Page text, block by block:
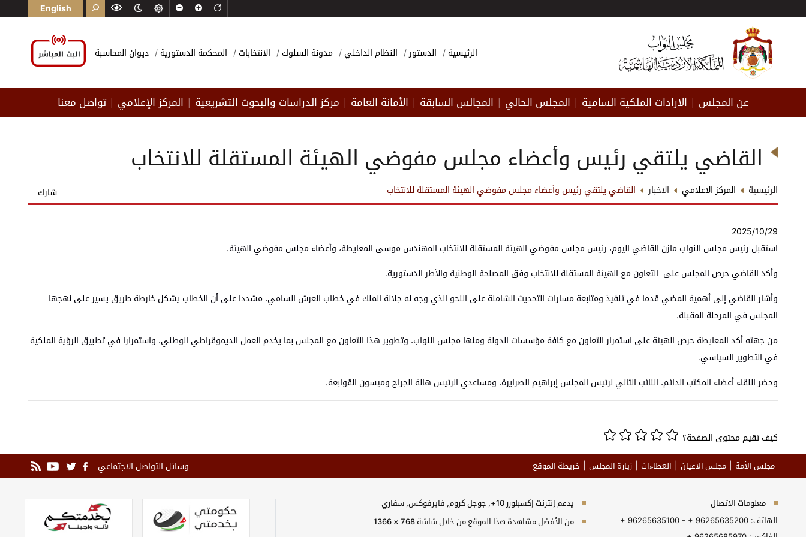
English
الرئيسية الدستور النظام الداخلي مدونة السلوك الانتخابات المحكمة الدستورية ديوان المحاسبة
عن المجلس الارادات الملكية السامية المجلس الحالي المجالس السابقة الأمانة العامة مركز الدراسات والبحوث التشريعية المركز الإعلامي تواصل معنا
القاضي يلتقي رئيس وأعضاء مجلس مفوضي الهيئة المستقلة للانتخاب
الرئيسية المركز الاعلامي الاخبار القاضي يلتقي رئيس وأعضاء مجلس مفوضي الهيئة المستقلة للانتخاب شارك
2025/10/29
استقبل رئيس مجلس النواب مازن القاضي اليوم، رئيس مجلس مفوضي الهيئة المستقلة للانتخاب المهندس موسى المعايطة، وأعضاء مجلس مفوضي الهيئة.
وأكد القاضي حرص المجلس على التعاون مع الهيئة المستقلة للانتخاب وفق المصلحة الوطنية والأطر الدستورية.
وأشار القاضي إلى أهمية المضي قدما في تنفيذ ومتابعة مسارات التحديث الشاملة على النحو الذي وجه له جلالة الملك في خطاب العرش السامي، مشددا على أن الخطاب يشكل خارطة طريق يسير على نهجها
المجلس في المرحلة المقبلة.
من جهته أكد المعايطة حرص الهيئة على استمرار التعاون مع كافة مؤسسات الدولة ومنها مجلس النواب، وتطوير هذا التعاون مع المجلس بما يخدم العمل الديموقراطي الوطني، واستمرارا في تطبيق الرؤية الملكية
في التطوير السياسي.
وحضر اللقاء أعضاء المكتب الدائم، النائب الثاني لرئيس المجلس إبراهيم الصرايرة، ومساعدي الرئيس هالة الجراح وميسون القوابعة.
كيف تقيم محتوى الصفحة؟
مجلس الأمة مجلس الاعيان العطاءات زيارة المجلس خريطة الموقع وسائل التواصل الاجتماعي
معلومات الاتصال
الهاتف: + 96265635100 - + 96265635200
يدعم إنترنت إكسبلورر 10+, جوجل كروم, فايرفوكس, سفاري
من الأفضل مشاهدة هذا الموقع من خلال شاشة 768 × 1366